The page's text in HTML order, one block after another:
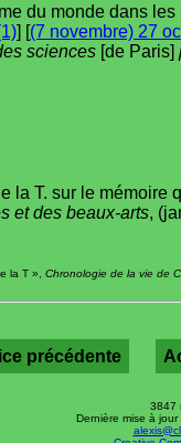
du monde dans
] [(7 novembre) 27
sciences [de Paris]
la T. sur le
et des beaux-arts,
la T », Chronologie de la vie de
précédente
3847
Dernière mise à